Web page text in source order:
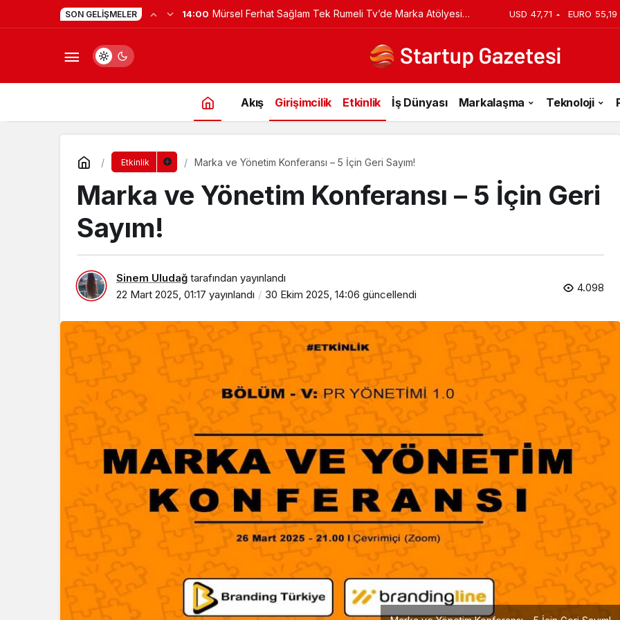
SON GELIŞMELER 14:00 Mürsel Ferhat Sağlam Tek Rumeli Tv’de Marka Atölyesi USD 47,71 EURO 55,19
Akış Girişimcilik Etkinlik İş Dünyası Markalaşma Teknoloji
Etkinlik Marka ve Yönetim Konferansı – 5 İçin Geri Sayım!
Marka ve Yönetim Konferansı – 5 İçin Geri
Sayım!
Sinem Uludağ tarafından yayınlandı
22 Mart 2025, 01:17 yayınlandı 30 Ekim 2025, 14:06 güncellendi 4.098
Mürsel Ferhat Sağlam Tek
Rumeli Tv’de Marka
Atölyesi Programına Konuk
Oldu